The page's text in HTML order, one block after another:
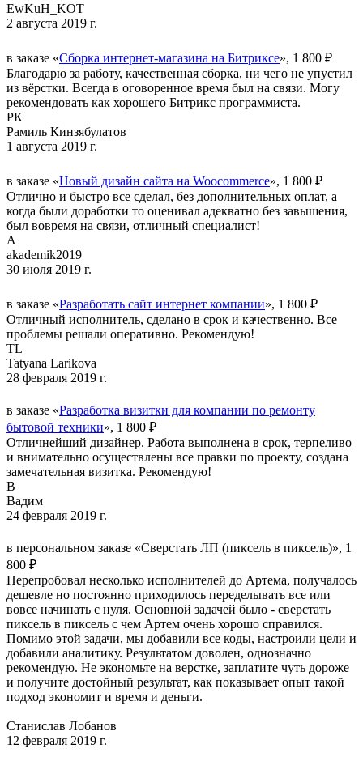
EwKuH_KOT
2 августа 2019 г.
в заказе «Сборка интернет-магазина на Битриксе», 1 800 ₽
Благодарю за работу, качественная сборка, ни чего не упустил
из вёрстки. Всегда в оговоренное время был на связи. Могу
рекомендовать как хорошего Битрикс программиста.
РК
Рамиль Кинзябулатов
1 августа 2019 г.
в заказе «Новый дизайн сайта на Woocommerce», 1 800 ₽
Отлично и быстро все сделал, без дополнительных оплат, а
когда были доработки то оценивал адекватно без завышения,
был вовремя на связи, отличный специалист!
A
akademik2019
30 июля 2019 г.
в заказе «Разработать сайт интернет компании», 1 800 ₽
Отличный исполнитель, сделано в срок и качественно. Все
проблемы решали оперативно. Рекомендую!
TL
Tatyana Larikova
28 февраля 2019 г.
в заказе «Разработка визитки для компании по ремонту
бытовой техники», 1 800 ₽
Отличнейший дизайнер. Работа выполнена в срок, терпеливо
и внимательно осуществлены все правки по проекту, создана
замечательная визитка. Рекомендую!
В
Вадим
24 февраля 2019 г.
в персональном заказе «Сверстать ЛП (пиксель в пиксель)», 1
800 ₽
Перепробовал несколько исполнителей до Артема, получалось
дешевле но постоянно приходилось переделывать все или
вовсе начинать с нуля. Основной задачей было - сверстать
пиксель в пиксель с чем Артем очень хорошо справился.
Помимо этой задачи, мы добавили все коды, настроили цели и
добавили аналитику. Результатом доволен, однозначно
рекомендую. Не экономьте на верстке, заплатите чуть дороже
и получите достойный результат, как показывает опыт такой
подход экономит и время и деньги.
Станислав Лобанов
12 февраля 2019 г.